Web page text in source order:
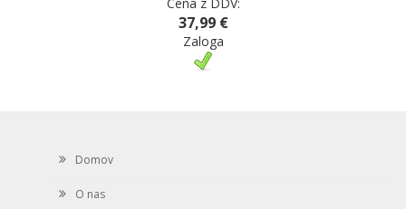
37,99 €
Zaloga
Domov
O nas